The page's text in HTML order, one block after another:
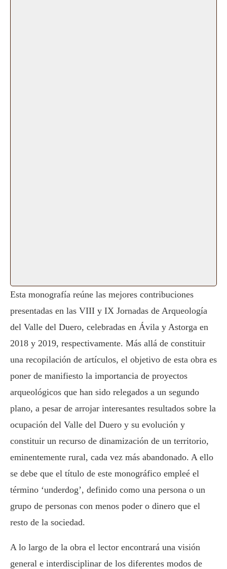
Esta monografía reúne las mejores contribuciones
presentadas en las VIII y IX Jornadas de Arqueología
del Valle del Duero, celebradas en Ávila y Astorga en
2018 y 2019, respectivamente. Más allá de constituir
una recopilación de artículos, el objetivo de esta obra es
poner de manifiesto la importancia de proyectos
arqueológicos que han sido relegados a un segundo
plano, a pesar de arrojar interesantes resultados sobre la
ocupación del Valle del Duero y su evolución y
constituir un recurso de dinamización de un territorio,
eminentemente rural, cada vez más abandonado. A ello
se debe que el título de este monográfico empleé el
término ‘underdog’, definido como una persona o un
grupo de personas con menos poder o dinero que el
resto de la sociedad.
A lo largo de la obra el lector encontrará una visión
general e interdisciplinar de los diferentes modos de